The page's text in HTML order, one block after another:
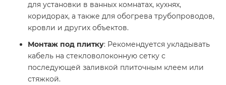
для установки в ванных комнатах, кухнях,
коридорах, а также для обогрева трубопроводов,
кровли и других объектов.
Монтаж под плитку: Рекомендуется укладывать
кабель на стекловолоконную сетку с
последующей заливкой плиточным клеем или
стяжкой.